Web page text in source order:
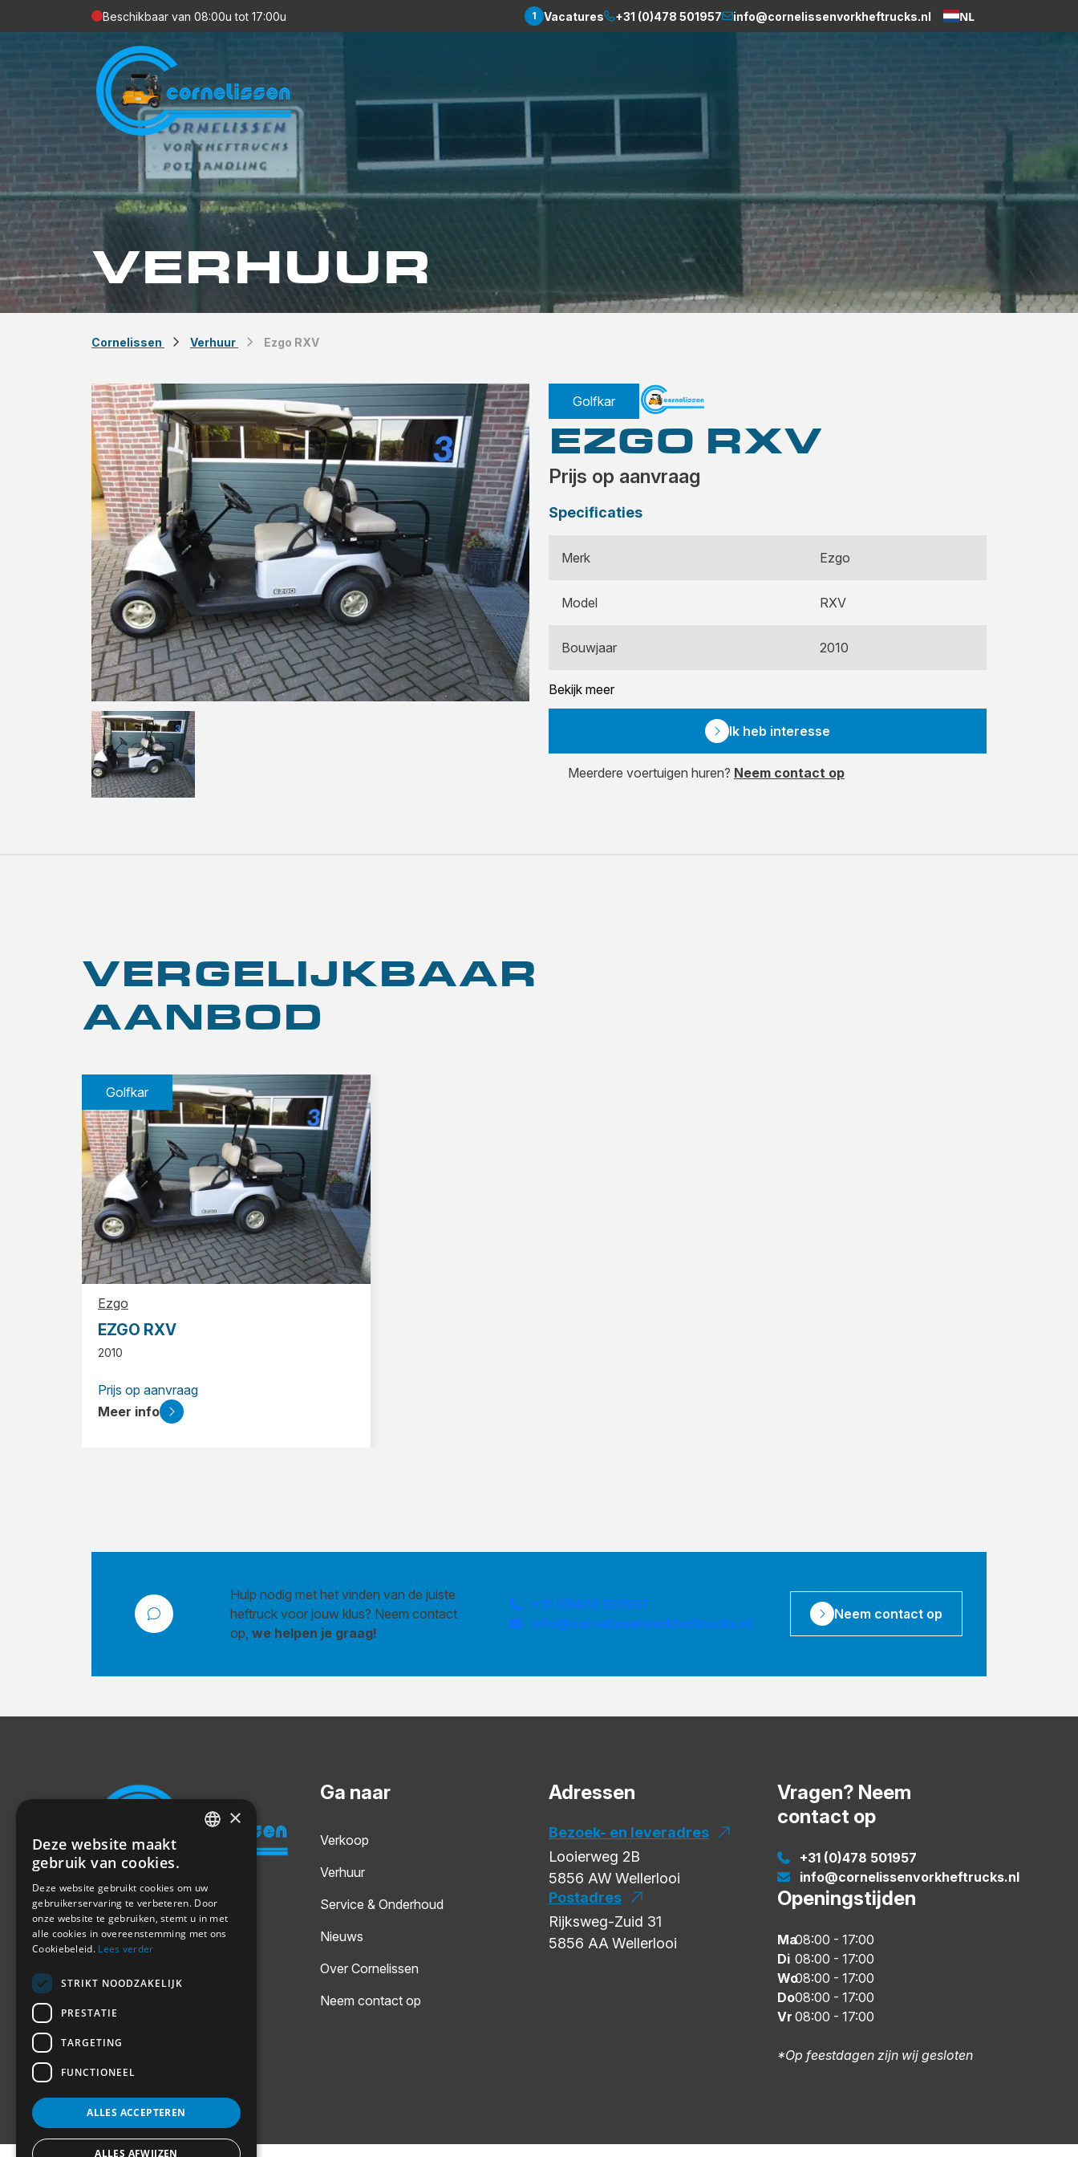
Beschikbaar van 08:00u tot 17:00u 1 Vacatures +31 (0)478 501957 info@cornelissenvorkheftrucks.nl NL
VERHUUR
Cornelissen Verhuur Ezgo RXV
Golfkar
EZGO RXV
Prijs op aanvraag
Specificaties
Merk Ezgo
Model RXV
Bouwjaar 2010
Bekijk meer
Ik heb interesse
Meerdere voertuigen huren? Neem contact op
VERGELIJKBAAR
AANBOD
Golfkar
Ezgo
EZGO RXV
2010
Prijs op aanvraag
Meer info
Hulp nodig met het vinden van de juiste
heftruck voor jouw klus? Neem contact
op, we helpen je graag!
+31 (0)478 501957
info@cornelissenvorkheftrucks.nl
Neem contact op
Ga naar
Verkoop
Verhuur
Service & Onderhoud
Nieuws
Over Cornelissen
Neem contact op
Adressen
Bezoek- en leveradres
Looierweg 2B
5856 AW Wellerlooi
Postadres
Rijksweg-Zuid 31
5856 AA Wellerlooi
Vragen? Neem
contact op
+31 (0)478 501957
info@cornelissenvorkheftrucks.nl
Openingstijden
Ma08:00 - 17:00
Di 08:00 - 17:00
Wo08:00 - 17:00
Do08:00 - 17:00
Vr 08:00 - 17:00
*Op feestdagen zijn wij gesloten
ENGLISH
×
Deze website maakt
gebruik van cookies.
Deze website gebruikt cookies om uw
gebruikerservaring te verbeteren. Door
onze website te gebruiken, stemt u in met
alle cookies in overeenstemming met ons
Cookiebeleid. Lees verder
STRIKT NOODZAKELIJK
PRESTATIE
TARGETING
FUNCTIONEEL
ALLES ACCEPTEREN
ALLES AFWIJZEN